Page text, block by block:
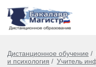
Дистанционное обучение
и психология
Учитель